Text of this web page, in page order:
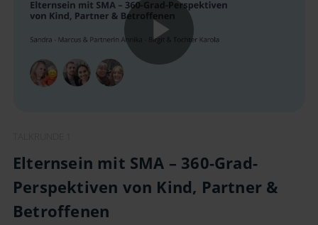
Play
Elternsein mit SMA – 360-Grad-
Perspektiven von Kind, Partner &
Betroffenen​